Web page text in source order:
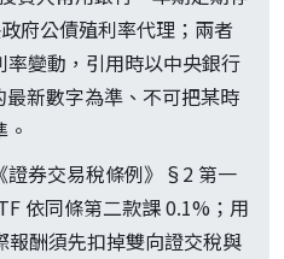
府公債殖利率代理；兩者
率變動，引用時以中央銀行
最新數字為準、不可把某時
證券交易稅條例》§2 第一
依同條第二款課 0.1%；用
報酬須先扣掉雙向證交稅與